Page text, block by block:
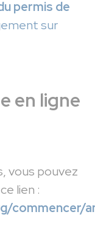
permis de
sur
en ligne
vous pouvez
lien :
commencer/